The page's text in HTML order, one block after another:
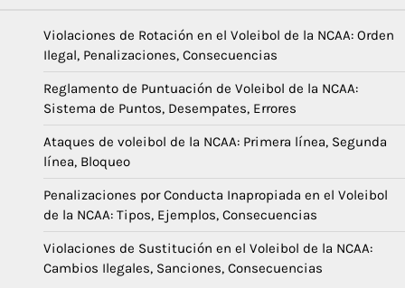
Violaciones de Rotación en el Voleibol de la NCAA: Orden
Ilegal, Penalizaciones, Consecuencias
Reglamento de Puntuación de Voleibol de la NCAA:
Sistema de Puntos, Desempates, Errores
Ataques de voleibol de la NCAA: Primera línea, Segunda
línea, Bloqueo
Penalizaciones por Conducta Inapropiada en el Voleibol
de la NCAA: Tipos, Ejemplos, Consecuencias
Violaciones de Sustitución en el Voleibol de la NCAA:
Cambios Ilegales, Sanciones, Consecuencias